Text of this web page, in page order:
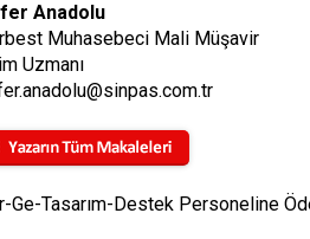
Anadolu
Muhasebeci Mali Müşavir
Uzmanı
Ge-Tasarım-Destek Personeline